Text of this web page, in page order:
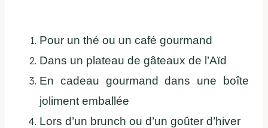
Pour un thé ou un café gourmand
Dans un plateau de gâteaux de l’Aïd
En cadeau gourmand dans une boîte
joliment emballée
Lors d’un brunch ou d’un goûter d’hiver